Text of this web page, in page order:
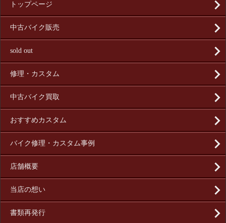
トップページ
中古バイク販売
sold out
修理・カスタム
中古バイク買取
おすすめカスタム
バイク修理・カスタム事例
店舗概要
当店の想い
書類再発行